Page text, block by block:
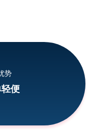
势
便